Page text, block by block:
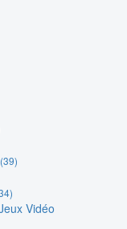
(39)
Vidéo